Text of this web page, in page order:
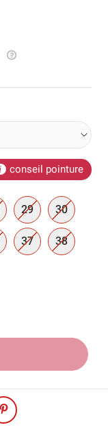
conseil pointure
29 30
37 38